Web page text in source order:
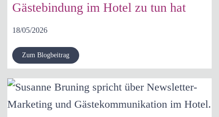
Gästebindung im Hotel zu tun hat
18/05/2026
Zum Blogbeitrag